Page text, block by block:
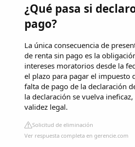
¿Qué pasa si
pago?
La única consecuencia de
de renta sin pago es la
intereses moratorios desde la
el plazo para pagar el impuesto
falta de pago de la declaración
la declaración se vuelva
validez legal.
Solicitud de eliminación
Ver respuesta completa en gerencie.com